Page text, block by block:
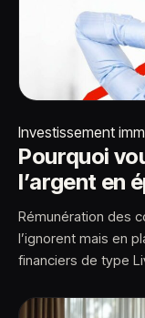
Investissement
Pourquoi
l’argent en
Rémunération des
l’ignorent mais en
financiers de type